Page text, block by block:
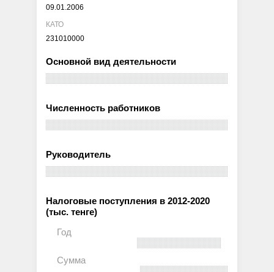
09.01.2006
КАТО
231010000
Основной вид деятельности
Численность работников
Руководитель
Налоговые поступления в 2012-2020
(тыс. тенге)